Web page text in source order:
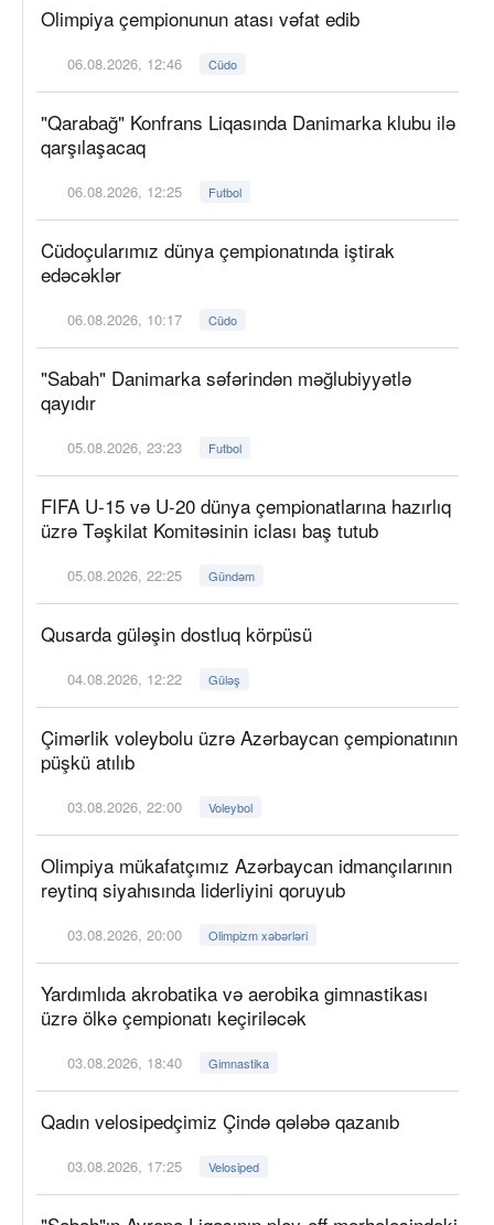
Olimpiya çempionunun atası vəfat edib
06.08.2026, 12:46 Cüdo
"Qarabağ" Konfrans Liqasında Danimarka klubu ilə
qarşılaşacaq
06.08.2026, 12:25 Futbol
Cüdoçularımız dünya çempionatında iştirak
edəcəklər
06.08.2026, 10:17 Cüdo
"Sabah" Danimarka səfərindən məğlubiyyətlə
qayıdır
05.08.2026, 23:23 Futbol
FIFA U-15 və U-20 dünya çempionatlarına hazırlıq
üzrə Təşkilat Komitəsinin iclası baş tutub
05.08.2026, 22:25 Gündəm
Qusarda güləşin dostluq körpüsü
04.08.2026, 12:22 Güləş
Çimərlik voleybolu üzrə Azərbaycan çempionatının
püşkü atılıb
03.08.2026, 22:00 Voleybol
Olimpiya mükafatçımız Azərbaycan idmançılarının
reytinq siyahısında liderliyini qoruyub
03.08.2026, 20:00 Olimpizm xəbərləri
Yardımlıda akrobatika və aerobika gimnastikası
üzrə ölkə çempionatı keçiriləcək
03.08.2026, 18:40 Gimnastika
Qadın velosipedçimiz Çində qələbə qazanıb
03.08.2026, 17:25 Velosiped